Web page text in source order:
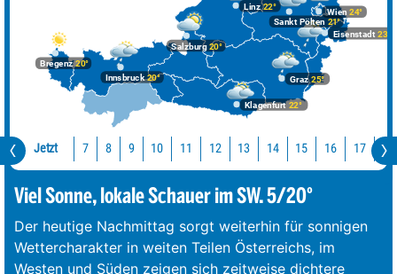
Bregenz20°
Graz25°
Innsbruck20°
Klagenfurt 22°
Linz22°
Salzburg20°
Wien 24°
Eisenstadt 23°
Sankt Pölten 21°
Jetzt 7 8 9 10 11 12 13 14 15 16 17 18
Viel Sonne, lokale Schauer im SW. 5/20°
Der heutige Nachmittag sorgt weiterhin für sonnigen
Wettercharakter in weiten Teilen Österreichs, im
Westen und Süden zeigen sich zeitweise dichtere